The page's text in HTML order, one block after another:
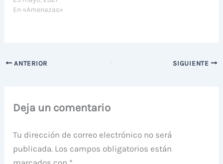
En «Amenazas»
ANTERIOR SIGUIENTE
Deja un comentario
Tu dirección de correo electrónico no será
publicada. Los campos obligatorios están